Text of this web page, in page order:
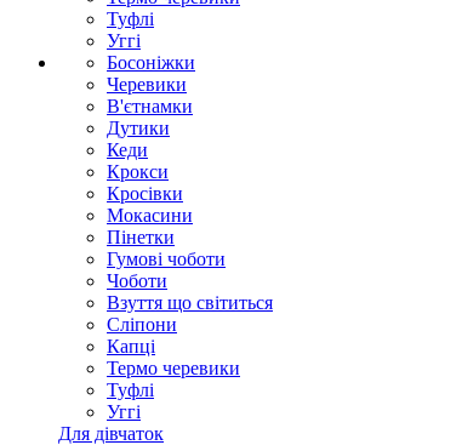
Туфлі
Уггі
Босоніжки
Черевики
В'єтнамки
Дутики
Кеди
Крокси
Кросівки
Мокасини
Пінетки
Гумові чоботи
Чоботи
Взуття що світиться
Сліпони
Капці
Термо черевики
Туфлі
Уггі
Для дівчаток